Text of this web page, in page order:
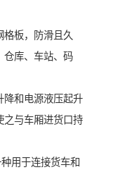
格板，防滑且久
仓库、车站、码
降和电源液压起升
之与车厢进货口持
用于连接货车和